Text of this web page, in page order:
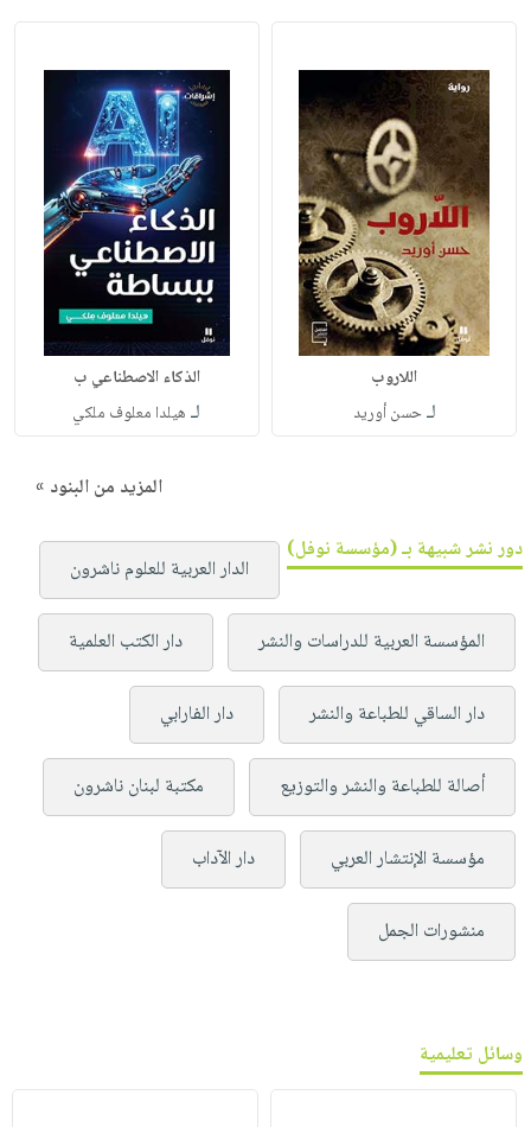
اللاروب
لـحسن أوريد
الذكاء الاصطناعي ب
لـ هيلدا معلوف ملكي
المزيد من البنود »
دور نشر شبيهة بـ (مؤسسة نوفل)
الدار العربية للعلوم ناشرون
المؤسسة العربية للدراسات والنشر دار الكتب العلمية
دار الساقي للطباعة والنشر دار الفارابي
أصالة للطباعة والنشر والتوزيع مكتبة لبنان ناشرون
مؤسسة الإنتشار العربي دار الآداب
منشورات الجمل
وسائل تعليمية